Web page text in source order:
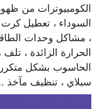
الكومبيوترات من
السوداء ، تعطيل
، مشاكل وحدات
الحرارة الزائدة ،
الحاسوب بشكل متكرر
سبلاي ، تنظيف مآخذ